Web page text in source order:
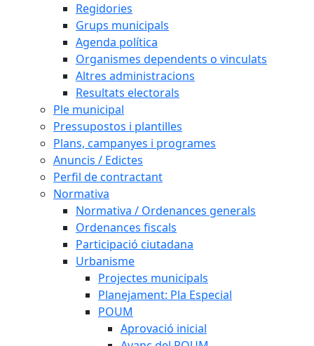
Regidories
Grups municipals
Agenda política
Organismes dependents o vinculats
Altres administracions
Resultats electorals
Ple municipal
Pressupostos i plantilles
Plans, campanyes i programes
Anuncis / Edictes
Perfil de contractant
Normativa
Normativa / Ordenances generals
Ordenances fiscals
Participació ciutadana
Urbanisme
Projectes municipals
Planejament: Pla Especial
POUM
Aprovació inicial